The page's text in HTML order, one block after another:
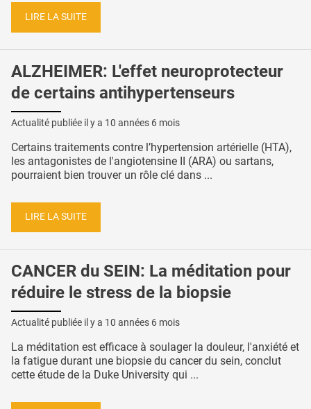
LIRE LA SUITE
ALZHEIMER: L'effet neuroprotecteur
de certains antihypertenseurs
Actualité publiée il y a 10 années 6 mois
Certains traitements contre l’hypertension artérielle (HTA),
les antagonistes de l'angiotensine II (ARA) ou sartans,
pourraient bien trouver un rôle clé dans ...
LIRE LA SUITE
CANCER du SEIN: La méditation pour
réduire le stress de la biopsie
Actualité publiée il y a 10 années 6 mois
La méditation est efficace à soulager la douleur, l'anxiété et
la fatigue durant une biopsie du cancer du sein, conclut
cette étude de la Duke University qui ...